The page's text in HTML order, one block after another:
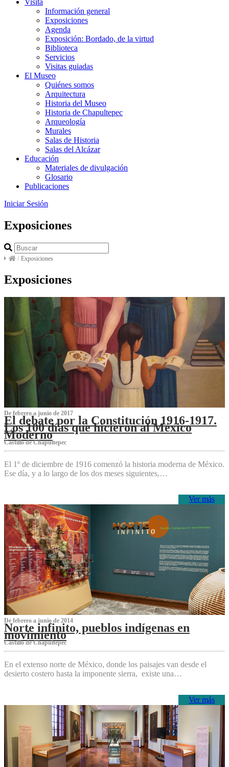
Visita
Información general
Exposiciones
Agenda
Exposición: Bordado, de la virtud
Biblioteca
Servicios
Visitas guiadas
El Museo
Quiénes somos
Arquitectura
Historia del Museo
Historia de Chapultepec
Arqueología
Murales
Salas de Historia
Salas del Alcázar
Educación
Materiales de divulgación
Glosario
Publicaciones
Iniciar Sesión
Exposiciones
/ Exposiciones
Exposiciones
De febrero a junio de 2017
El debate por la Constitución 1916-1917.
Los 100 días que hicieron al México
Moderno
Castillo de Chapultepec
El 1º de diciembre de 1916 comenzó la historia moderna de México.
Ese día, y a lo largo de los dos meses siguientes,…
Ver más
De febrero a junio de 2014
Norte infinito, pueblos indígenas en
movimiento
Castillo de Chapultepec
En el extenso norte de México, donde los paisajes van desde el
desierto costero hasta la imponente sierra, existe una…
Ver más